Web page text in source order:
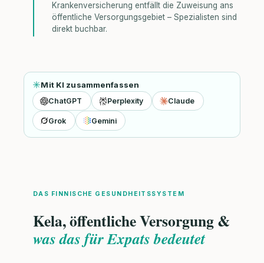
Krankenversicherung entfällt die Zuweisung ans
öffentliche Versorgungsgebiet – Spezialisten sind
direkt buchbar.
Mit KI zusammenfassen
ChatGPT Perplexity Claude
Grok Gemini
DAS FINNISCHE GESUNDHEITSSYSTEM
Kela, öffentliche Versorgung &
was das für Expats bedeutet